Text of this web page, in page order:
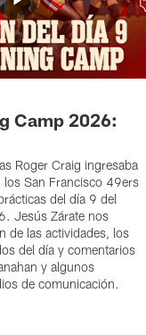
Camp 2026:
Roger Craig ingresaba
los San Francisco 49ers
del día 9 del
Jesús Zárate nos
de las actividades, los
del día y comentarios
y algunos
de comunicación.